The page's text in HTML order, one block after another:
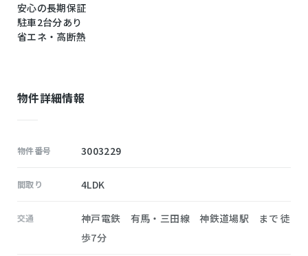
安心の長期保証
駐車2台分あり
省エネ・高断熱
物件詳細情報
物件番号 3003229
間取り 4LDK
交通
神戸電鉄 有馬・三田線 神鉄道場駅 まで 徒
歩7分